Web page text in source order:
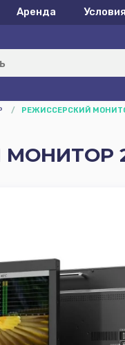
Аренда Условия
/ РЕЖИССЕРСКИЙ МОНИТОР